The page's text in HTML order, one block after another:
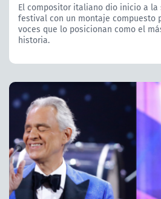
El compositor italiano dio inicio a la
festival con un montaje compuesto
voces que lo posicionan como el
historia.